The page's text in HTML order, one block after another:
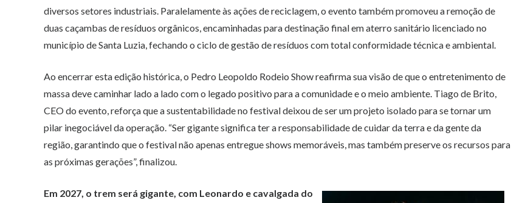
diversos setores industriais. Paralelamente às ações de reciclagem, o evento também promoveu a remoção de
duas caçambas de resíduos orgânicos, encaminhadas para destinação final em aterro sanitário licenciado no
município de Santa Luzia, fechando o ciclo de gestão de resíduos com total conformidade técnica e ambiental.
Ao encerrar esta edição histórica, o Pedro Leopoldo Rodeio Show reafirma sua visão de que o entretenimento de
massa deve caminhar lado a lado com o legado positivo para a comunidade e o meio ambiente. Tiago de Brito,
CEO do evento, reforça que a sustentabilidade no festival deixou de ser um projeto isolado para se tornar um
pilar inegociável da operação. “Ser gigante significa ter a responsabilidade de cuidar da terra e da gente da
região, garantindo que o festival não apenas entregue shows memoráveis, mas também preserve os recursos para
as próximas gerações”, finalizou.
Em 2027, o trem será gigante, com Leonardo e cavalgada do